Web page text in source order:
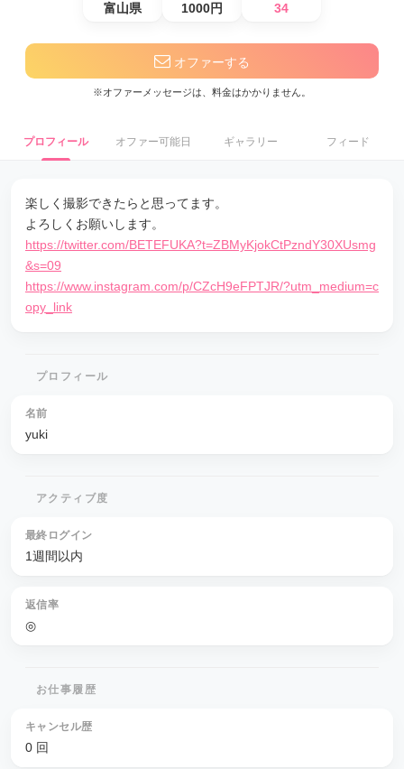
富山県 1000円 34
オファーする
※オファーメッセージは、料金はかかりません。
プロフィール オファー可能日 ギャラリー フィード
楽しく撮影できたらと思ってます。
よろしくお願いします。
https://twitter.com/BETEFUKA?t=ZBMyKjokCtPzndY30XUsmg
&s=09
https://www.instagram.com/p/CZcH9eFPTJR/?utm_medium=c
opy_link
プロフィール
名前
yuki
アクティブ度
最終ログイン
1週間以内
返信率
◎
お仕事履歴
キャンセル歴
0 回